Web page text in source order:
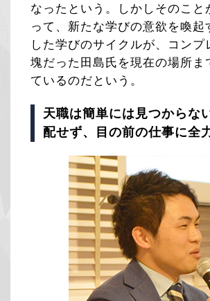
なったという。しかしそのこと
って、新たな学びの意欲を喚起
した学びのサイクルが、コンプ
塊だった田島氏を現在の場所ま
ているのだという。
天職は簡単には見つからな
配せず、目の前の仕事に全